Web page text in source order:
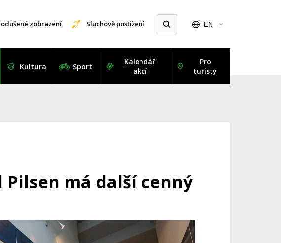
zobrazení Sluchově postižení EN
Kultura Sport
Kalendář
akcí
Pro
turisty
má další cenný